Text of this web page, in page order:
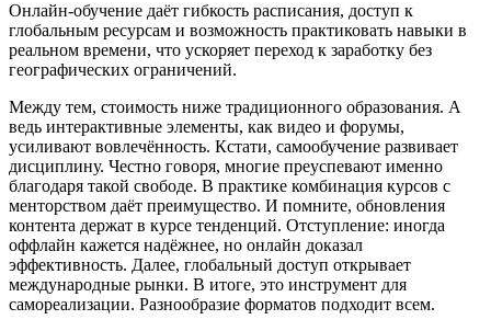
Онлайн-обучение даёт гибкость расписания, доступ к
глобальным ресурсам и возможность практиковать навыки в
реальном времени, что ускоряет переход к заработку без
географических ограничений.
Между тем, стоимость ниже традиционного образования. А
ведь интерактивные элементы, как видео и форумы,
усиливают вовлечённость. Кстати, самообучение развивает
дисциплину. Честно говоря, многие преуспевают именно
благодаря такой свободе. В практике комбинация курсов с
менторством даёт преимущество. И помните, обновления
контента держат в курсе тенденций. Отступление: иногда
оффлайн кажется надёжнее, но онлайн доказал
эффективность. Далее, глобальный доступ открывает
международные рынки. В итоге, это инструмент для
самореализации. Разнообразие форматов подходит всем.